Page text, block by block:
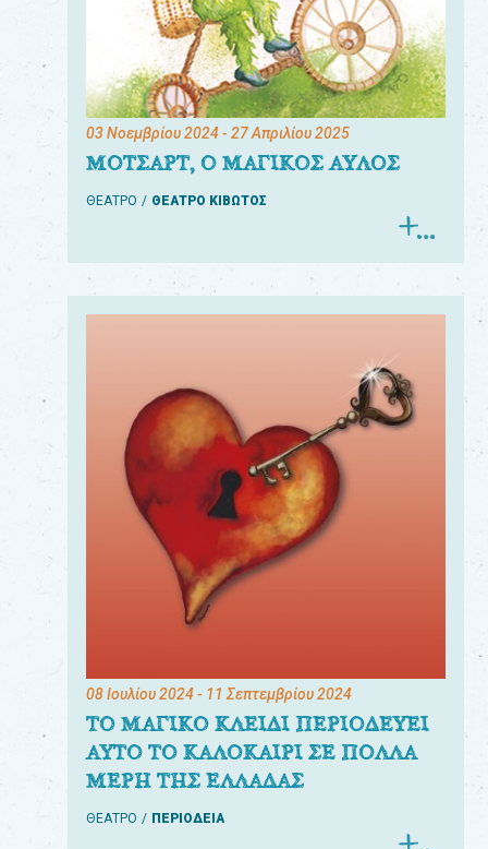
03 Νοεμβρίου 2024- 27 Απριλίου 2025
ΜΟΤΣΑΡΤ, Ο ΜΑΓΙΚΟΣ ΑΥΛΟΣ
ΘΕΑΤΡΟ ΘΕΑΤΡΟ ΚΙΒΩΤΟΣ
08 Ιουλίου 2024- 11 Σεπτεμβρίου 2024
ΤΟ ΜΑΓΙΚΟ ΚΛΕΙΔΙ ΠΕΡΙΟΔΕΥΕΙ
ΑΥΤΟ ΤΟ ΚΑΛΟΚΑΙΡΙ ΣΕ ΠΟΛΛΑ
ΜΕΡΗ ΤΗΣ ΕΛΛΑΔΑΣ
ΘΕΑΤΡΟ ΠΕΡΙΟΔΕΙΑ